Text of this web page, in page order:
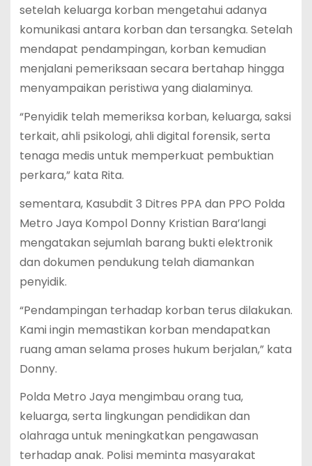
setelah keluarga korban mengetahui adanya
komunikasi antara korban dan tersangka. Setelah
mendapat pendampingan, korban kemudian
menjalani pemeriksaan secara bertahap hingga
menyampaikan peristiwa yang dialaminya.
“Penyidik telah memeriksa korban, keluarga, saksi
terkait, ahli psikologi, ahli digital forensik, serta
tenaga medis untuk memperkuat pembuktian
perkara,” kata Rita.
sementara, Kasubdit 3 Ditres PPA dan PPO Polda
Metro Jaya Kompol Donny Kristian Bara’langi
mengatakan sejumlah barang bukti elektronik
dan dokumen pendukung telah diamankan
penyidik.
“Pendampingan terhadap korban terus dilakukan.
Kami ingin memastikan korban mendapatkan
ruang aman selama proses hukum berjalan,” kata
Donny.
Polda Metro Jaya mengimbau orang tua,
keluarga, serta lingkungan pendidikan dan
olahraga untuk meningkatkan pengawasan
terhadap anak. Polisi meminta masyarakat